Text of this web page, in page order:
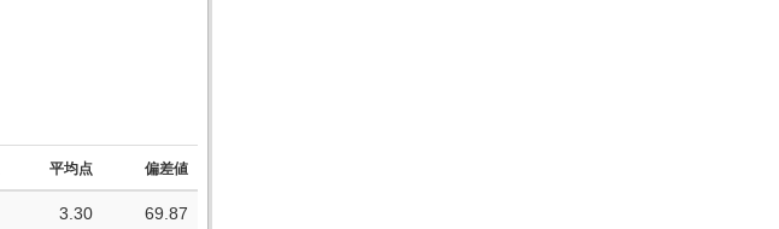
平均点 偏差値
3.30 69.87